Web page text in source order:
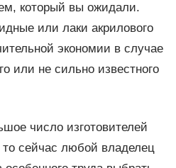
который вы ожидали.
или лаки акрилового
экономии в случае
или не сильно известного
число изготовителей
сейчас любой владелец